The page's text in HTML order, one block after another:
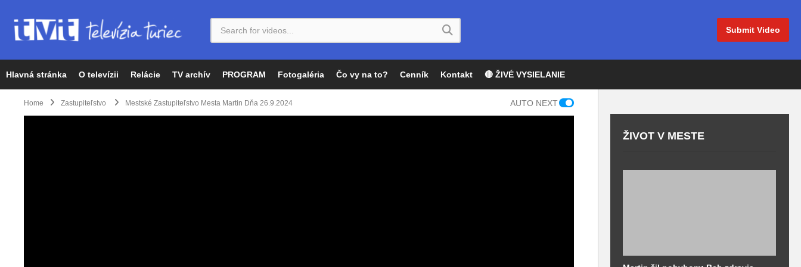
Submit Video
Hlavná stránka O televízii Relácie TV archív PROGRAM Fotogaléria Čo vy na to? Cenník Kontakt 🔴 ŽIVÉ VYSIELANIE
Home Zastupiteľstvo Mestské Zastupiteľstvo Mesta Martin Dňa 26.9.2024 AUTO NEXT
ŽIVOT V MESTE